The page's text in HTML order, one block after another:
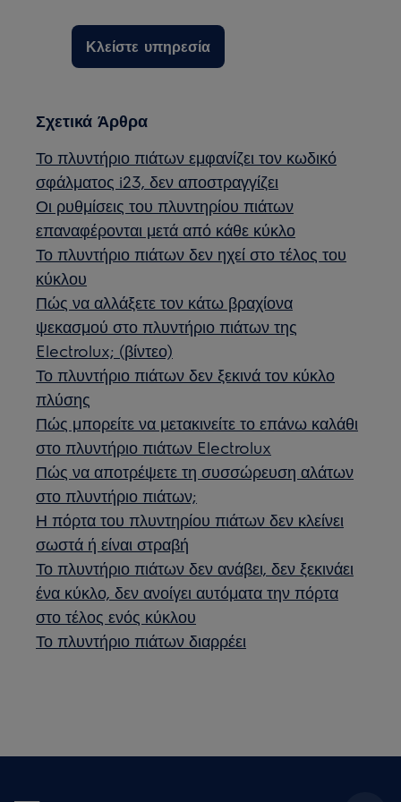
Κλείστε υπηρεσία
Σχετικά Άρθρα
Το πλυντήριο πιάτων εμφανίζει τον κωδικό
σφάλματος i23, δεν αποστραγγίζει
Οι ρυθμίσεις του πλυντηρίου πιάτων
επαναφέρονται μετά από κάθε κύκλο
Το πλυντήριο πιάτων δεν ηχεί στο τέλος του
κύκλου
Πώς να αλλάξετε τον κάτω βραχίονα
ψεκασμού στο πλυντήριο πιάτων της
Electrolux; (βίντεο)
Το πλυντήριο πιάτων δεν ξεκινά τον κύκλο
πλύσης
Πώς μπορείτε να μετακινείτε το επάνω καλάθι
στο πλυντήριο πιάτων Electrolux
Πώς να αποτρέψετε τη συσσώρευση αλάτων
στο πλυντήριο πιάτων;
Η πόρτα του πλυντηρίου πιάτων δεν κλείνει
σωστά ή είναι στραβή
Το πλυντήριο πιάτων δεν ανάβει, δεν ξεκινάει
ένα κύκλο, δεν ανοίγει αυτόματα την πόρτα
στο τέλος ενός κύκλου
Το πλυντήριο πιάτων διαρρέει